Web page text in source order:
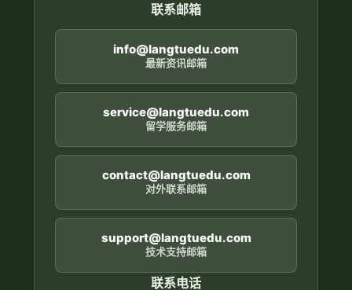
联系邮箱
info@langtuedu.com
最新资讯邮箱
service@langtuedu.com
留学服务邮箱
contact@langtuedu.com
对外联系邮箱
support@langtuedu.com
技术支持邮箱
联系电话